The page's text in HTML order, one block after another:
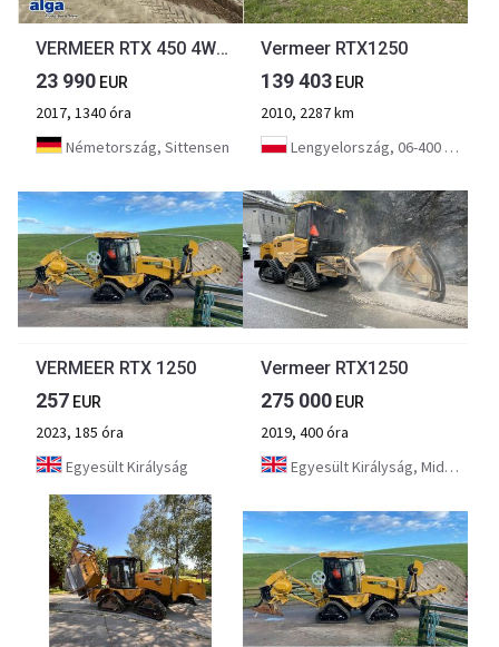
VERMEER RTX 450 4WD, Grabenfräse, Frästeife 1,5m, Allrad
23 990 EUR
2017, 1340 óra
Németország, Sittensen
Vermeer RTX1250
139 403 EUR
2010, 2287 km
Lengyelország, 06-400 Ciechanów
VERMEER RTX 1250
257 EUR
2023, 185 óra
Egyesült Királyság
Vermeer RTX1250
275 000 EUR
2019, 400 óra
Egyesült Királyság, Middlesbrough